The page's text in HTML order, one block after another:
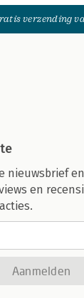
verzending
nieuwsbrief
en
Aanmelden